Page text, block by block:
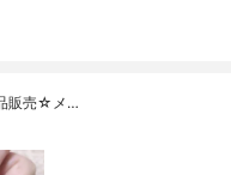
販売☆メ…